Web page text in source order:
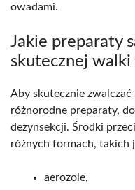
owadami.
Jakie preparaty
skutecznej walki
Aby skutecznie
różnorodne preparaty,
dezynsekcji. Środki
różnych formach, takich
aerozole,